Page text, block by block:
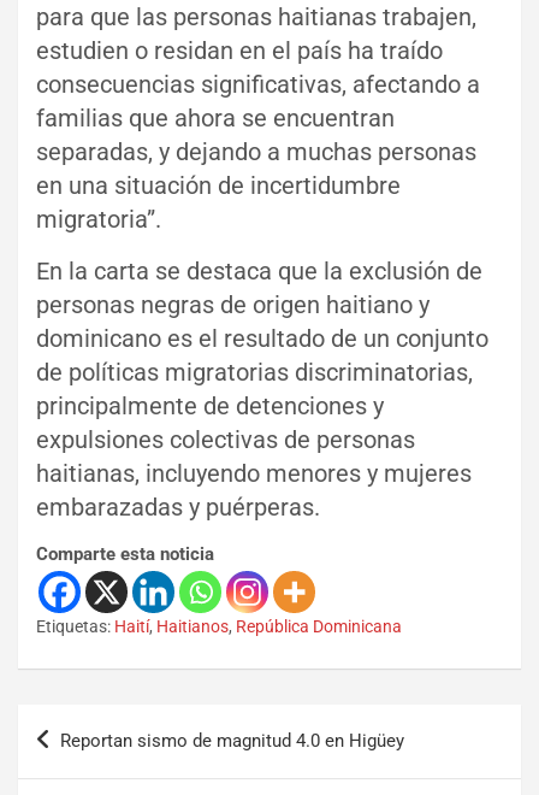
para que las personas haitianas trabajen,
estudien o residan en el país ha traído
consecuencias significativas, afectando a
familias que ahora se encuentran
separadas, y dejando a muchas personas
en una situación de incertidumbre
migratoria”.
En la carta se destaca que la exclusión de
personas negras de origen haitiano y
dominicano es el resultado de un conjunto
de políticas migratorias discriminatorias,
principalmente de detenciones y
expulsiones colectivas de personas
haitianas, incluyendo menores y mujeres
embarazadas y puérperas.
Comparte esta noticia
Etiquetas: Haití, Haitianos, República Dominicana
Reportan sismo de magnitud 4.0 en Higüey